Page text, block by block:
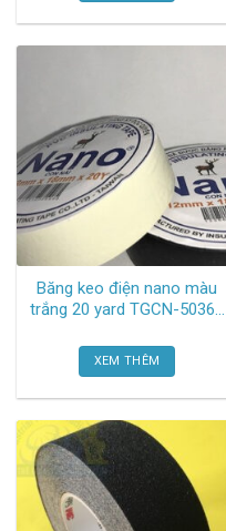
Băng keo điện nano màu
trắng 20 yard TGCN-50361
XEM THÊM